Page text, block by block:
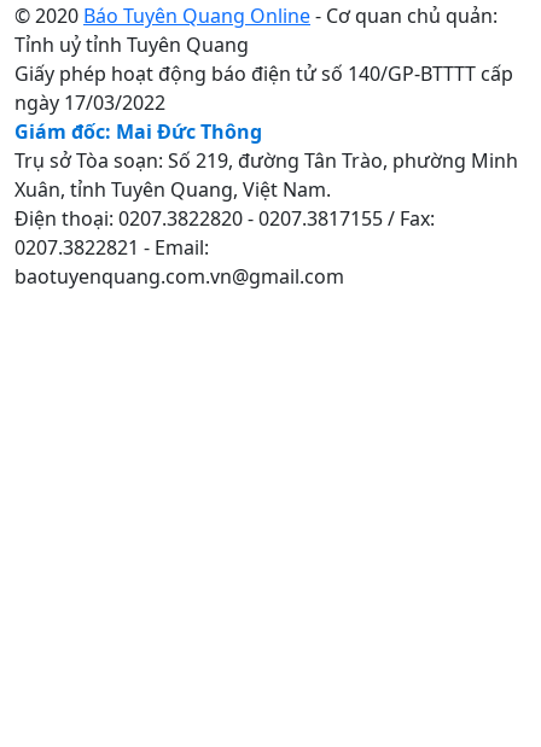
© 2020 Báo Tuyên Quang Online- Cơ quan chủ quản:
Tỉnh uỷ tỉnh Tuyên Quang
Giấy phép hoạt động báo điện tử số 140/GP-BTTTT cấp
ngày 17/03/2022
Giám đốc: Mai Đức Thông
Trụ sở Tòa soạn: Số 219, đường Tân Trào, phường Minh
Xuân, tỉnh Tuyên Quang, Việt Nam.
Điện thoại: 0207.3822820 - 0207.3817155 / Fax:
0207.3822821 - Email:
baotuyenquang.com.vn@gmail.com